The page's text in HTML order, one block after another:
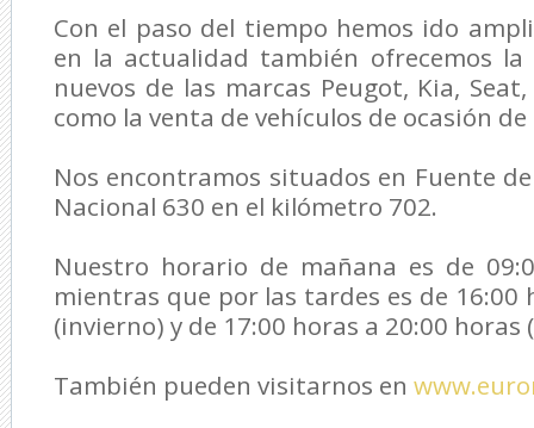
Con el paso del tiempo hemos ido
en la actualidad también ofrecemos la
nuevos de las marcas Peugot, Kia,
como la venta de vehículos de ocasión
Nos encontramos situados en Fuente
Nacional 630 en el kilómetro 702.
Nuestro horario de mañana es de
mientras que por las tardes es de 16:00
(invierno) y de 17:00 horas a 20:00 horas
También pueden visitarnos en